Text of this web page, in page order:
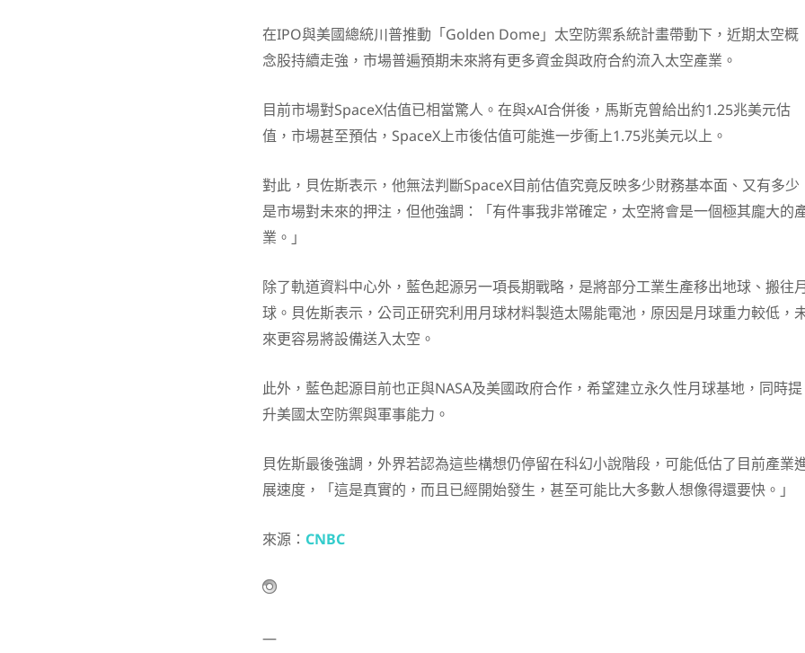
在IPO與美國總統川普推動「Golden Dome」太空防禦系統計畫帶動下，近期太空概
念股持續走強，市場普遍預期未來將有更多資金與政府合約流入太空產業。
目前市場對SpaceX估值已相當驚人。在與xAI合併後，馬斯克曾給出約1.25兆美元估
值，市場甚至預估，SpaceX上市後估值可能進一步衝上1.75兆美元以上。
對此，貝佐斯表示，他無法判斷SpaceX目前估值究竟反映多少財務基本面、又有多少
是市場對未來的押注，但他強調：「有件事我非常確定，太空將會是一個極其龐大的
業。」
除了軌道資料中心外，藍色起源另一項長期戰略，是將部分工業生產移出地球、搬往月
球。貝佐斯表示，公司正研究利用月球材料製造太陽能電池，原因是月球重力較低，
來更容易將設備送入太空。
此外，藍色起源目前也正與NASA及美國政府合作，希望建立永久性月球基地，同時提
升美國太空防禦與軍事能力。
貝佐斯最後強調，外界若認為這些構想仍停留在科幻小說階段，可能低估了目前產業
展速度，「這是真實的，而且已經開始發生，甚至可能比大多數人想像得還要快。」
來源： CNBC
—